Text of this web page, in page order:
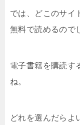
では、どこのサイ
無料で読めるので
電子書籍を購読す
ね。
どれを選んだらよ